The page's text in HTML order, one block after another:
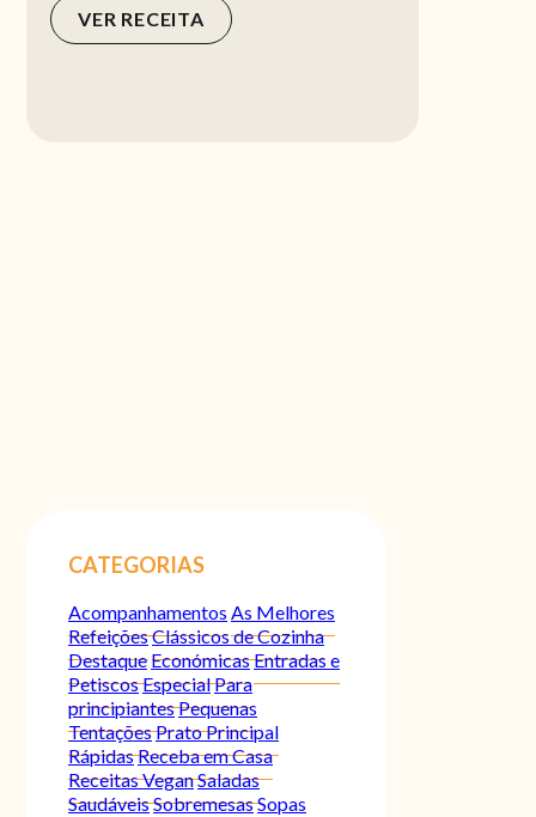
VER RECEITA
CATEGORIAS
Acompanhamentos As Melhores
RefeiçõesClássicos de Cozinha
Destaque EconómicasEntradas e
PetiscosEspecialPara
principiantesPequenas
TentaçõesPrato Principal
RápidasReceba em Casa
Receitas VeganSaladas
SaudáveisSobremesasSopas